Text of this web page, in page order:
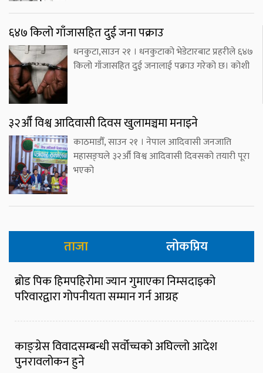
६४७ किलो गाँजासहित दुई जना पक्राउ
धनकुटा,साउन २१ । धनकुटाको भेडेटारबाट प्रहरीले ६४७
किलो गाँजासहित दुई जनालाई पक्राउ गरेको छ। कोशी
३२औँ विश्व आदिवासी दिवस खुलामञ्चमा मनाइने
काठमाडौँ, साउन २१ । नेपाल आदिवासी जनजाति
महासङ्घले ३२औँ विश्व आदिवासी दिवसको तयारी पूरा
भएको
ताजा लोकप्रिय
ब्रोड पिक हिमपहिरोमा ज्यान गुमाएका निम्सदाइको
परिवारद्वारा गोपनीयता सम्मान गर्न आग्रह
काङ्ग्रेस विवादसम्बन्धी सर्वोच्चको अघिल्लो आदेश
पुनरावलोकन हुने